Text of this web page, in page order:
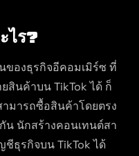
ไร?
ของธุรกิจอีคอมเมิร์ซ ที่
นค้าบน TikTok ได้ ก็
มารถซื้อสินค้าโดยตรง
น นักสร้างคอนเทนต์สา
ธุรกิจบน TikTok ได้